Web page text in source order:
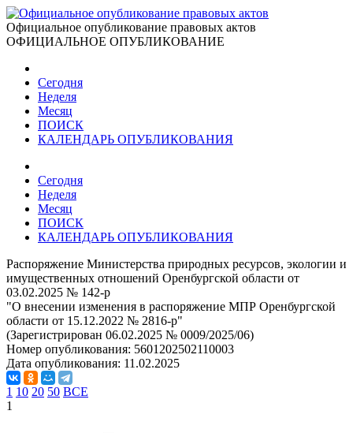
Официальное опубликование правовых актов
ОФИЦИАЛЬНОЕ ОПУБЛИКОВАНИЕ
Сегодня
Неделя
Месяц
ПОИСК
КАЛЕНДАРЬ ОПУБЛИКОВАНИЯ
Сегодня
Неделя
Месяц
ПОИСК
КАЛЕНДАРЬ ОПУБЛИКОВАНИЯ
Распоряжение Министерства природных ресурсов, экологии и
имущественных отношений Оренбургской области от
03.02.2025 № 142-р
"О внесении изменения в распоряжение МПР Оренбургской
области от 15.12.2022 № 2816-р"
(Зарегистрирован 06.02.2025 № 0009/2025/06)
Номер опубликования: 5601202502110003
Дата опубликования: 11.02.2025
1 10 20 50 ВСЕ
1